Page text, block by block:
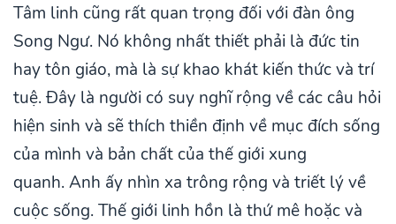
Tâm linh cũng rất quan trọng đối với đàn ông
Song Ngư. Nó không nhất thiết phải là đức tin
hay tôn giáo, mà là sự khao khát kiến ​​thức và trí
tuệ. Đây là người có suy nghĩ rộng về các câu hỏi
hiện sinh và sẽ thích thiền định về mục đích sống
của mình và bản chất của thế giới xung
quanh. Anh ấy nhìn xa trông rộng và triết lý về
cuộc sống. Thế giới linh hồn là thứ mê hoặc và